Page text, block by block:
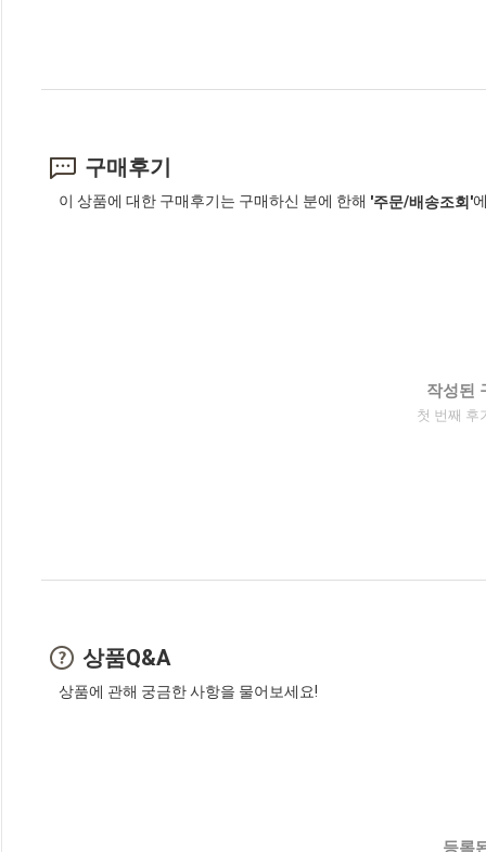
구매후기
이 상품에 대한 구매후기는 구매하신 분에 한해 '주문/배송조회'
작성된
첫 번째 후
상품Q&A
상품에 관해 궁금한 사항을 물어보세요!
등록